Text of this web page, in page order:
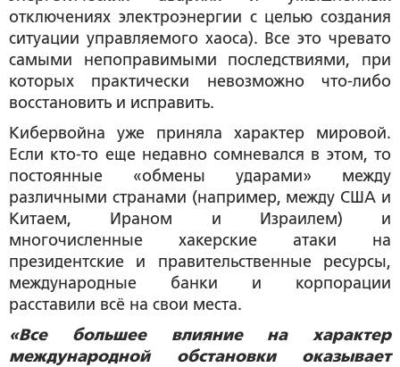
отключениях электроэнергии с целью создания
ситуации управляемого хаоса). Все это чревато
самыми непоправимыми последствиями, при
которых практически невозможно что-либо
восстановить и исправить.
Кибервойна уже приняла характер мировой.
Если кто-то еще недавно сомневался в этом, то
постоянные «обмены ударами» между
различными странами (например, между США и
Китаем, Ираном и Израилем) и
многочисленные хакерские атаки на
президентские и правительственные ресурсы,
международные банки и корпорации
расставили всё на свои места.
«Все большее влияние на характер
международной обстановки оказывает